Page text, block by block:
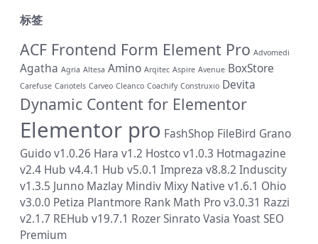
标签
ACF Frontend Form Element Pro Advomedi
Agatha Agria Altesa Amino Arqitec Aspire Avenue BoxStore
Carefuse Cariotels Carveo Cleanco Coachify Construxio Devita
Dynamic Content for Elementor
Elementor pro FashShop FileBird Grano
Guido v1.0.26 Hara v1.2 Hostco v1.0.3 Hotmagazine
v2.4 Hub v4.4.1 Hub v5.0.1 Impreza v8.8.2 Induscity
v1.3.5 Junno Mazlay Mindiv Mixy Native v1.6.1 Ohio
v3.0.0 Petiza Plantmore Rank Math Pro v3.0.31 Razzi
v2.1.7 REHub v19.7.1 RozerSinratoVasia Yoast SEO
Premium